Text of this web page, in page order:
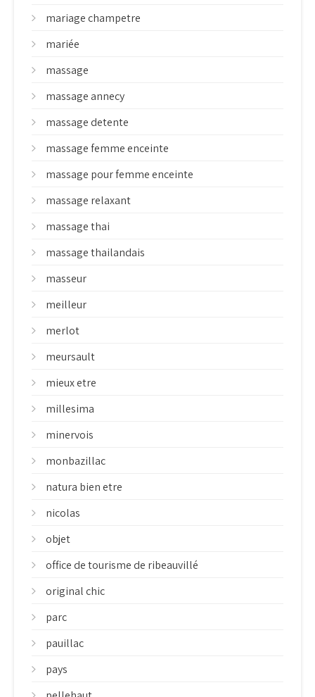
mariage champetre
mariée
massage
massage annecy
massage detente
massage femme enceinte
massage pour femme enceinte
massage relaxant
massage thai
massage thailandais
masseur
meilleur
merlot
meursault
mieux etre
millesima
minervois
monbazillac
natura bien etre
nicolas
objet
office de tourisme de ribeauvillé
original chic
parc
pauillac
pays